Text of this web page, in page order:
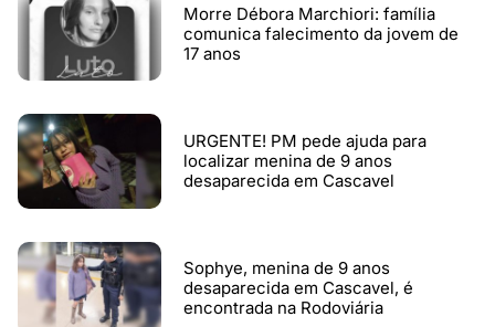
Morre Débora Marchiori: família
comunica falecimento da jovem de
17 anos
URGENTE! PM pede ajuda para
localizar menina de 9 anos
desaparecida em Cascavel
Sophye, menina de 9 anos
desaparecida em Cascavel, é
encontrada na Rodoviária